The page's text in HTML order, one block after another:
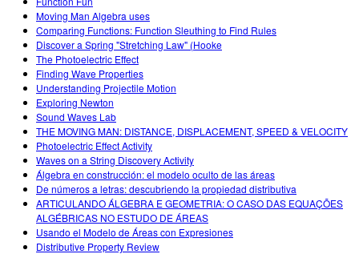
Moving Man Algebra uses
Comparing Functions: Function Sleuthing to Find Rules
Discover a Spring "Stretching Law" (Hooke
The Photoelectric Effect
Finding Wave Properties
Understanding Projectile Motion
Exploring Newton
Sound Waves Lab
THE MOVING MAN: DISTANCE, DISPLACEMENT, SPEED & VELOCITY
Photoelectric Effect Activity
Waves on a String Discovery Activity
Álgebra en construcción: el modelo oculto de las áreas
De números a letras: descubriendo la propiedad distributiva
ARTICULANDO ÁLGEBRA E GEOMETRIA: O CASO DAS EQUAÇÕES
ALGÉBRICAS NO ESTUDO DE ÁREAS
Usando el Modelo de Áreas con Expresiones
Distributive Property Review